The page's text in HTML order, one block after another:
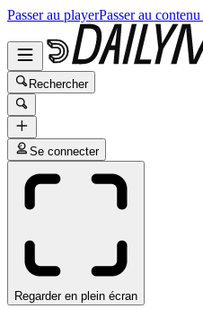
Passer au playerPasser au
Rechercher
Se connecter
Regarder en plein écran